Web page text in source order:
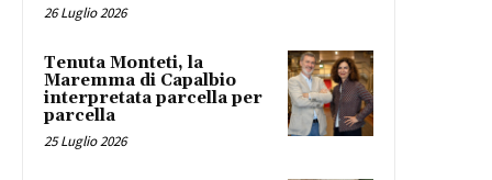
26 Luglio 2026
Tenuta Monteti, la
Maremma di Capalbio
interpretata parcella per
parcella
25 Luglio 2026